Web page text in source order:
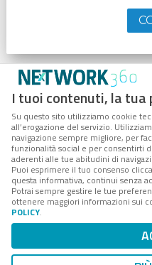
I tuoi contenuti, la tua
Su questo sito utilizziamo cookie
all’erogazione del servizio.
navigazione sempre migliore, per
funzionalità social e per consentirti
aderenti alle tue abitudini di
Puoi esprimere il tuo consenso
questa informativa, continui senza
Potrai sempre gestire le tue
ottenere maggiori informazioni sui
POLICY.